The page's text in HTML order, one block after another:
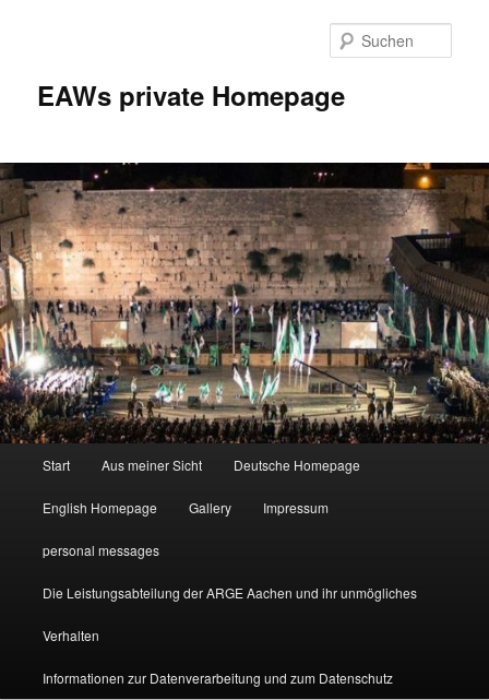
EAWs private Homepage
Start Aus meiner Sicht Deutsche Homepage
English Homepage Gallery Impressum
personal messages
Die Leistungsabteilung der ARGE Aachen und ihr unmögliches
Verhalten
Informationen zur Datenverarbeitung und zum Datenschutz